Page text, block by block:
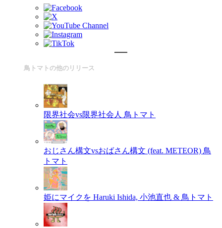
鳥トマトの他のリリース
限界社会vs限界社会人 鳥トマト
おじさん構文vsおばさん構文 (feat. METEOR) 鳥
トマト
姫にマイクを Haruki Ishida, 小池直也 & 鳥トマト